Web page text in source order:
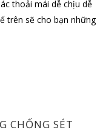
thoải mái dễ chịu dễ
trên sẽ cho bạn những
CHỐNG SÉT